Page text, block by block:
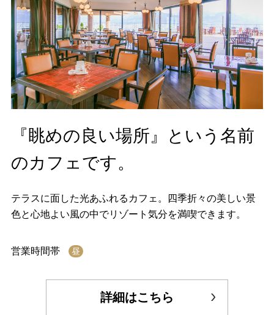
『眺めの良い場所』という名前
のカフェです。
テラスに面した光あふれるカフェ。四季折々の美しい景
色と心地よい風の中でリゾート気分を満喫できます。
営業時間帯 昼
詳細はこちら